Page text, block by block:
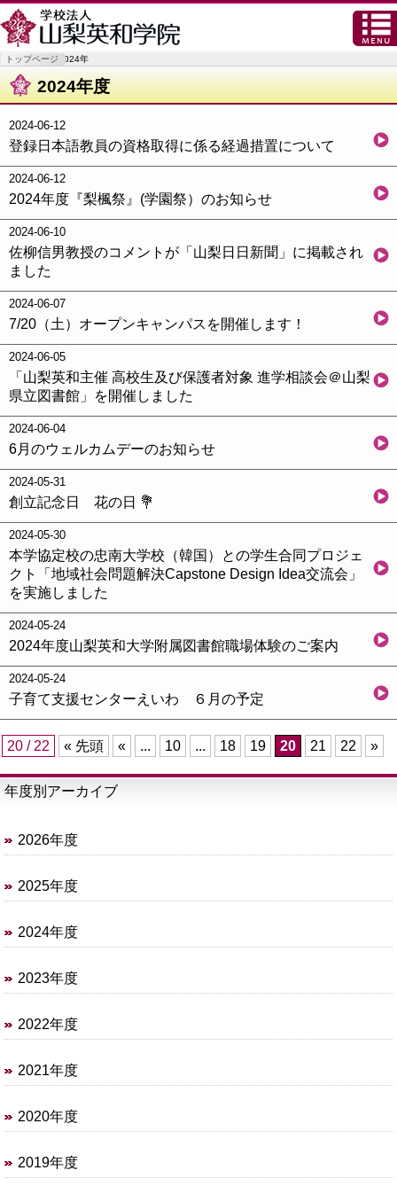
トップページ 2024年
2024年度
2024-06-12
登録日本語教員の資格取得に係る経過措置について
2024-06-12
2024年度『梨楓祭』(学園祭）のお知らせ
2024-06-10
佐柳信男教授のコメントが「山梨日日新聞」に掲載され
ました
2024-06-07
7/20（土）オープンキャンパスを開催します！
2024-06-05
「山梨英和主催 高校生及び保護者対象 進学相談会＠山梨
県立図書館」を開催しました
2024-06-04
6月のウェルカムデーのお知らせ
2024-05-31
創立記念日 花の日 💐
2024-05-30
本学協定校の忠南大学校（韓国）との学生合同プロジェ
クト「地域社会問題解決Capstone Design Idea交流会」
を実施しました
2024-05-24
2024年度山梨英和大学附属図書館職場体験のご案内
2024-05-24
子育て支援センターえいわ ６月の予定
20 / 22 « 先頭 « ... 10 ... 18 19 20 21 22 »
年度別アーカイブ
2026年度
2025年度
2024年度
2023年度
2022年度
2021年度
2020年度
2019年度